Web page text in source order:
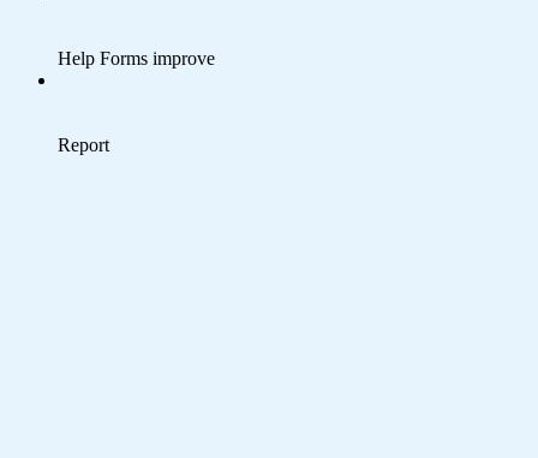
Help Forms improve
Report